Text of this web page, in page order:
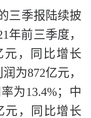
三季报陆续披
年前三季度，
元，同比增长
为872亿元，
为13.4%；中
元，同比增长